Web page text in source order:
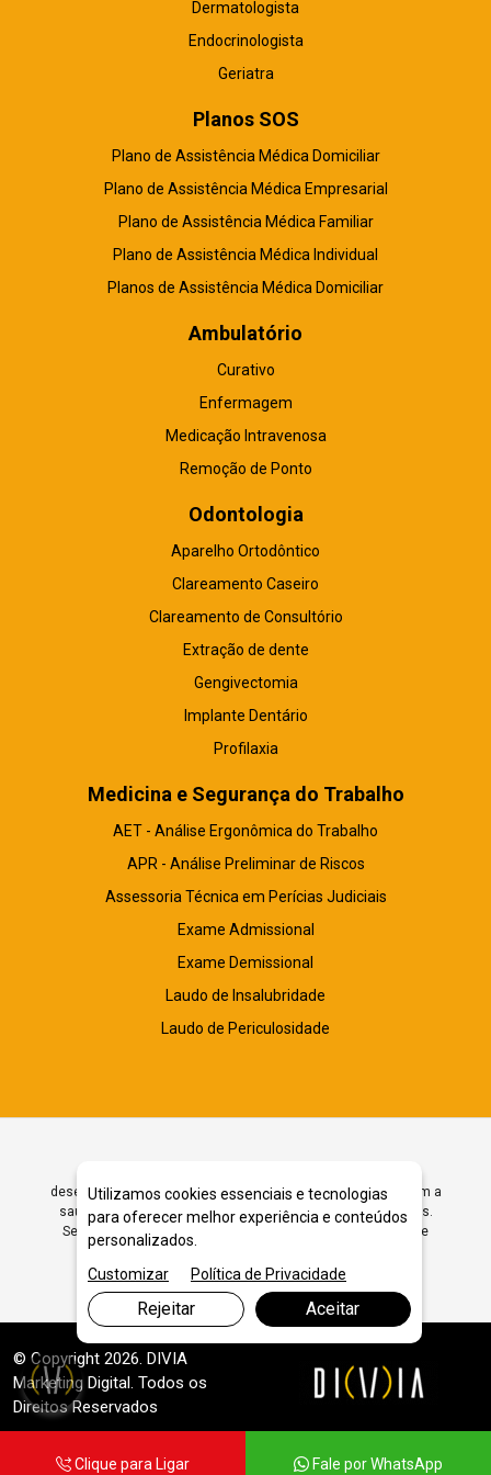
Dermatologista
Endocrinologista
Geriatra
Planos SOS
Plano de Assistência Médica Domiciliar
Plano de Assistência Médica Empresarial
Plano de Assistência Médica Familiar
Plano de Assistência Médica Individual
Planos de Assistência Médica Domiciliar
Ambulatório
Curativo
Enfermagem
Medicação Intravenosa
Remoção de Ponto
Odontologia
Aparelho Ortodôntico
Clareamento Caseiro
Clareamento de Consultório
Extração de dente
Gengivectomia
Implante Dentário
Profilaxia
Medicina e Segurança do Trabalho
AET - Análise Ergonômica do Trabalho
APR - Análise Preliminar de Riscos
Assessoria Técnica em Perícias Judiciais
Exame Admissional
Exame Demissional
Laudo de Insalubridade
Laudo de Periculosidade
desenvolvimento como o Brasil e, com isso, os cuidados com a
saúde do idoso vêm se tornando cada vez mais importantes.
Segundo as expectativas da Organização Mundial da Saúde
© Copyright 2026. DIVIA
Marketing Digital. Todos os
Direitos Reservados
Clique para Ligar Fale por WhatsApp
Utilizamos cookies essenciais e tecnologias
para oferecer melhor experiência e conteúdos
personalizados.
Customizar
Política de Privacidade
Rejeitar Aceitar